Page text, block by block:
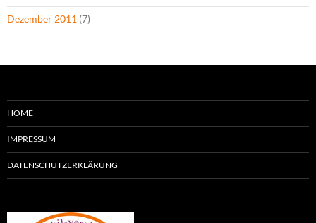
Dezember 2011 (7)
HOME
IMPRESSUM
DATENSCHUTZERKLÄRUNG